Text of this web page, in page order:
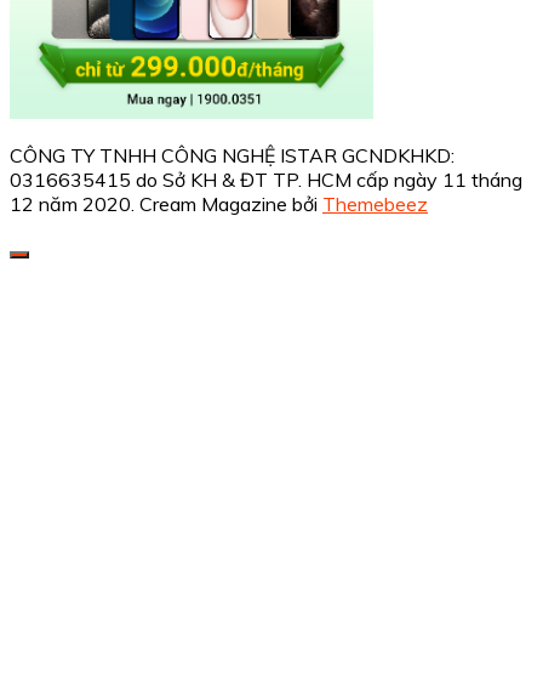
CÔNG TY TNHH CÔNG NGHỆ ISTAR GCNDKHKD:
0316635415 do Sở KH & ĐT TP. HCM cấp ngày 11 tháng
12 năm 2020. Cream Magazine bởi Themebeez